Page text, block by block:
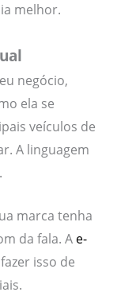
melhor.
negócio,
ela se
veículos de
A linguagem
marca tenha
da fala. A e-
isso de